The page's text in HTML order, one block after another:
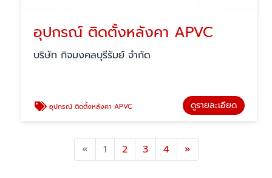
อุปกรณ์ ติดตั้งหลังคา APVC
บริษัท กิจมงคลบุรีรัมย์ จำกัด
อุปกรณ์ ติดตั้งหลังคา APVC ดูรายละเอียด
«Previous
1 2 3 4 »Next